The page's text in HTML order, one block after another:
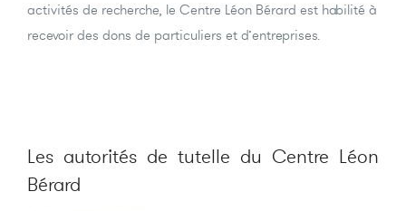
activités de recherche, le Centre Léon Bérard est habilité à
recevoir des dons de particuliers et d’entreprises.
Les autorités de tutelle du Centre Léon
Bérard